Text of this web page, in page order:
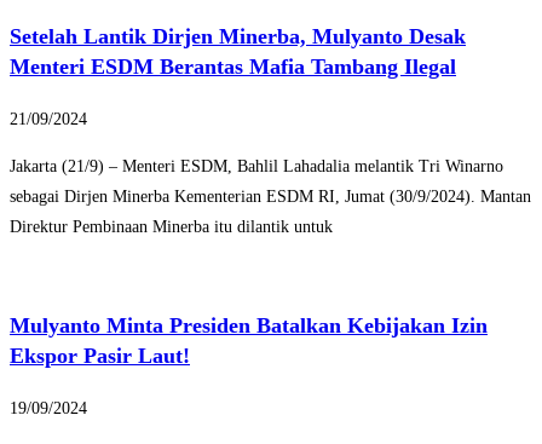
Setelah Lantik Dirjen Minerba, Mulyanto Desak
Menteri ESDM Berantas Mafia Tambang Ilegal
21/09/2024
Jakarta (21/9) – Menteri ESDM, Bahlil Lahadalia melantik Tri Winarno
sebagai Dirjen Minerba Kementerian ESDM RI, Jumat (30/9/2024). Mantan
Direktur Pembinaan Minerba itu dilantik untuk
Mulyanto Minta Presiden Batalkan Kebijakan Izin
Ekspor Pasir Laut!
19/09/2024